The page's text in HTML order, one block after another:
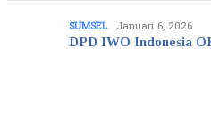
SUMSEL Januari 6, 2026
DPD IWO Indonesia